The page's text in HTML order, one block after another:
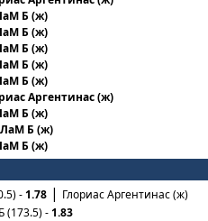
Б (ж)
Б (ж)
Б (ж)
Б (ж)
Б (ж)
Аргентинас (ж)
Б (ж)
Б (ж)
Б (ж)
-1.78
Глориас Аргентинас (ж)
(173.5) -1.83